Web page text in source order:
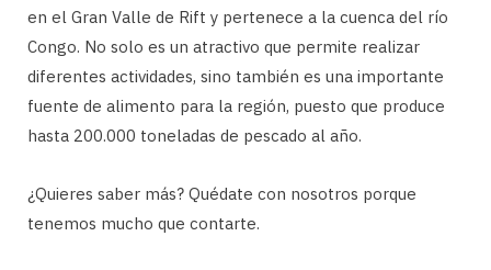
en el Gran Valle de Rift y pertenece a la cuenca del río
Congo. No solo es un atractivo que permite realizar
diferentes actividades, sino también es una importante
fuente de alimento para la región, puesto que produce
hasta 200.000 toneladas de pescado al año.
¿Quieres saber más? Quédate con nosotros porque
tenemos mucho que contarte.